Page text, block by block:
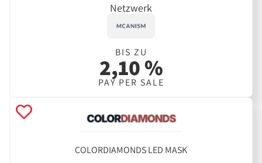
Netzwerk
BIS ZU
2,10 %
PAY PER SALE
COLORDIAMONDS LED MASK